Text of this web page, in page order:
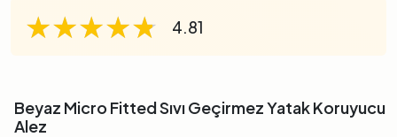
★★★★★
★★★★★
★★★★★ 4.81
Beyaz Micro Fitted Sıvı Geçirmez Yatak Koruyucu
Alez